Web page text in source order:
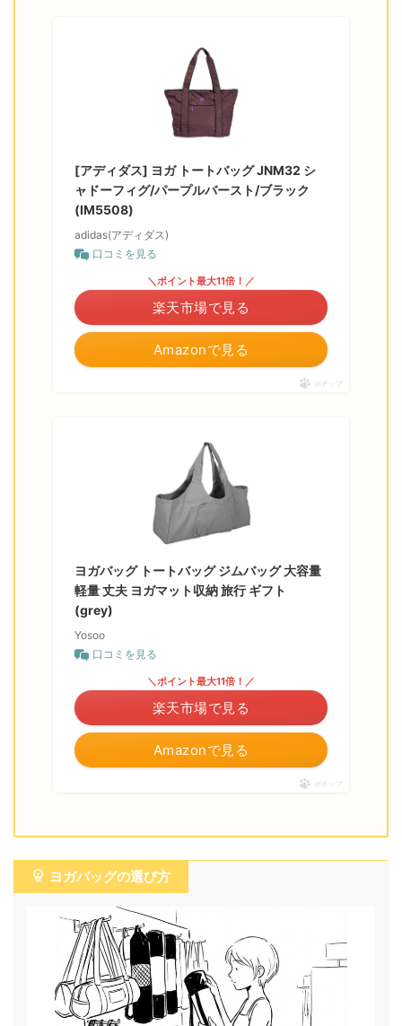
[アディダス] ヨガ トートバッグ JNM32 シ
ャドーフィグ/パープルバースト/ブラック
(IM5508)
adidas(アディダス)
口コミを見る
Amazonで見る
＼ポイント最大11倍！／
楽天市場で見る
ポチップ
ヨガバッグ トートバッグ ジムバッグ 大容量
軽量 丈夫 ヨガマット収納 旅行 ギフト
(grey)
Yosoo
口コミを見る
Amazonで見る
＼ポイント最大11倍！／
楽天市場で見る
ポチップ
ヨガバッグの選び方